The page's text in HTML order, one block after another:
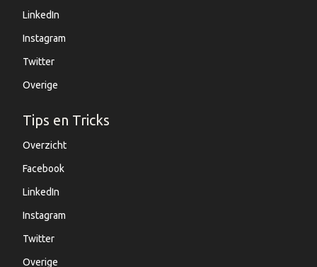
LinkedIn
Instagram
Twitter
Overige
Tips en Tricks
Overzicht
Facebook
LinkedIn
Instagram
Twitter
Overige